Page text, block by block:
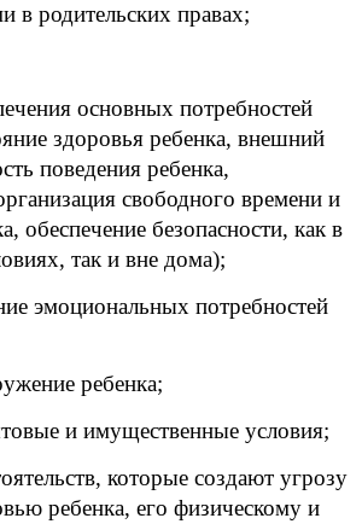
в родительских правах;
основных потребностей
здоровья ребенка, внешний
поведения ребенка,
свободного времени и
обеспечение безопасности, как в
так и вне дома);
эмоциональных потребностей
ребенка;
и имущественные условия;
которые создают угрозу
ребенка, его физическому и